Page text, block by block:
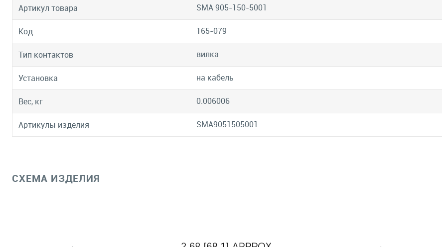
Артикул товара SMA 905-150-5001
Код 165-079
Тип контактов вилка
Установка на кабель
Вес, кг 0.006006
Артикулы изделия SMA9051505001
СХЕМА ИЗДЕЛИЯ